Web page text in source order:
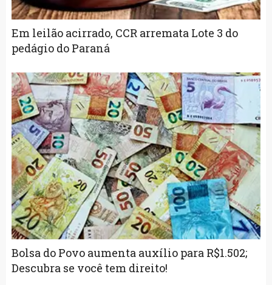
Em leilão acirrado, CCR arremata Lote 3 do
pedágio do Paraná
Bolsa do Povo aumenta auxílio para R$1.502;
Descubra se você tem direito!